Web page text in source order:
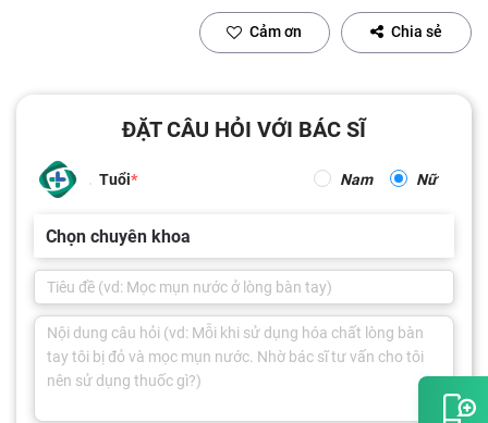
Cảm ơn Chia sẻ
ĐẶT CÂU HỎI VỚI BÁC SĨ
Tuổi Nam Nữ
Chọn chuyên khoa